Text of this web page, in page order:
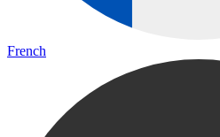
French